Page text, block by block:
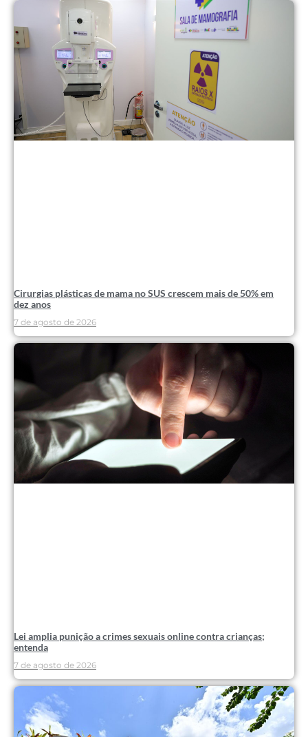
Cirurgias plásticas de mama no SUS crescem mais de 50% em
dez anos
7 de agosto de 2026
Lei amplia punição a crimes sexuais online contra crianças;
entenda
7 de agosto de 2026